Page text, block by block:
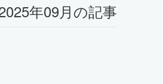
年09月の記事